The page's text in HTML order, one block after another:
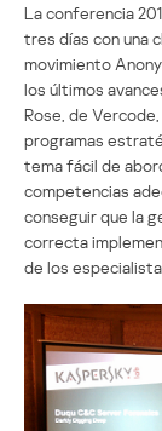
La conferencia
tres días con una
movimiento
los últimos
Rose, de
programas
tema fácil de
competencias
conseguir que la
correcta
de los